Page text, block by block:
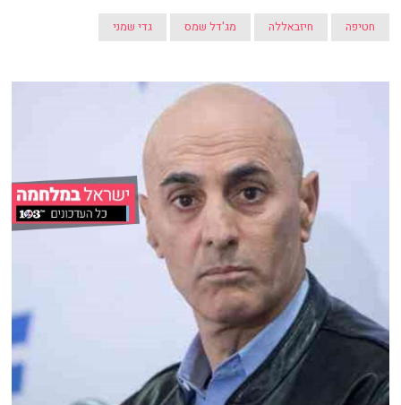
חטיפה חיזבאללה מג'דל שמס גדי שמני